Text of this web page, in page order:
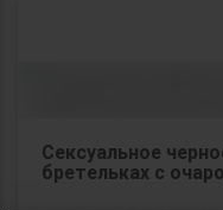
Сексуальное
бретельках с